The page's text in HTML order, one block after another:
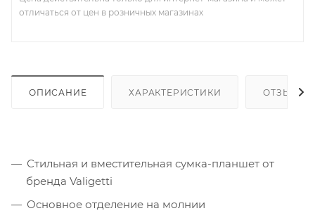
отличаться от цен в розничных магазинах
ОПИСАНИЕ ХАРАКТЕРИСТИКИ ОТЗЫВЫ
Стильная и вместительная сумка-планшет от
бренда Valigetti
Основное отделение на молнии